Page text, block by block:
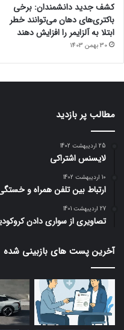
کشف جدید دانشمندان: برخی
باکتری‌های دهان می‌توانند خطر
ابتلا به آلزایمر را افزایش دهند
30 بهمن 1403
مطالب پر بازدید
25 اردیبهشت 1402
لایسنس اشتراکی
10 اردیبهشت 1402
ارتباط بین تلفن همراه و
27 اردیبهشت 1401
تصاویری از سواری دادن
آخرین پست های بازبینی شده